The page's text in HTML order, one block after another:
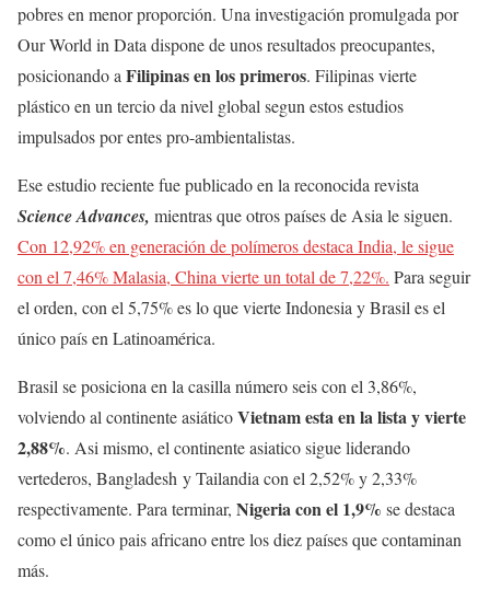
pobres en menor proporción. Una investigación promulgada por
Our World in Data dispone de unos resultados preocupantes,
posicionando a Filipinas en los primeros. Filipinas vierte
plástico en un tercio da nivel global segun estos estudios
impulsados por entes pro-ambientalistas.
Ese estudio reciente fue publicado en la reconocida revista
Science Advances, mientras que otros países de Asia le siguen.
Con 12,92% en generación de polímeros destaca India, le sigue
con el 7,46% Malasia, China vierte un total de 7,22%. Para seguir
el orden, con el 5,75% es lo que vierte Indonesia y Brasil es el
único país en Latinoamérica.
Brasil se posiciona en la casilla número seis con el 3,86%,
volviendo al continente asiáticoVietnam esta en la lista y vierte
2,88%. Asi mismo, el continente asiatico sigue liderando
vertederos, Bangladesh y Tailandia con el 2,52% y 2,33%
respectivamente. Para terminar, Nigeria con el 1,9% se destaca
como el único pais africano entre los diez países que contaminan
más.